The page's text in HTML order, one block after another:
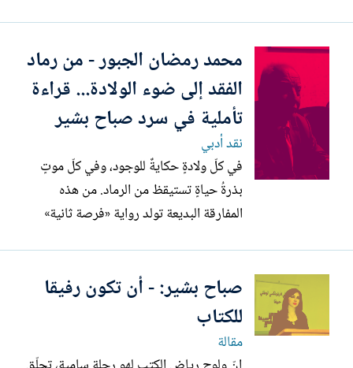
تكشف عن رحلة شخصيّة وفكريّة عميقة في
عالم الأدب. يستهلّ ظاهر كتابه بالاعتراف
بأنّه لا يملّ من...
محمد رمضان الجبور - من رماد
الفقد إلى ضوء الولادة... قراءة
تأملية في سرد صباح بشير
نقد أدبي
في كلّ ولادةٍ حكايةٌ للوجود، وفي كلّ موتٍ
بذرةُ حياةٍ تستيقظ من الرماد. من هذه
المفارقة البديعة تولد رواية «فرصة ثانية»
والظلمة، بين بكاء المولود وصمت الراحلة.
ليست الرواية مجرّد حكايةٍ عن امرأة تفارق
الحياة...
صباح بشير: - أن تكون رفيقا
للكتاب
مقالة